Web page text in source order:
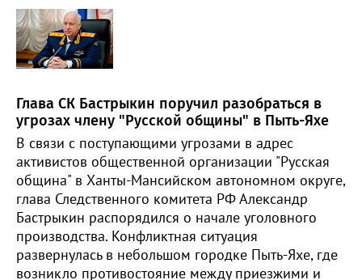
Глава СК Бастрыкин поручил разобраться в
угрозах члену "Русской общины" в Пыть-Яхе
В связи с поступающими угрозами в адрес
активистов общественной организации "Русская
община" в Ханты-Мансийском автономном округе,
глава Следственного комитета РФ Александр
Бастрыкин распорядился о начале уголовного
производства. Конфликтная ситуация
развернулась в небольшом городке Пыть-Яхе, где
возникло противостояние между приезжими и